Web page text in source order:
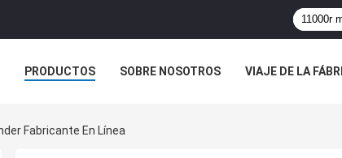
PRODUCTOS SOBRE NOSOTROS VIAJE DE LA
Fabricante En Línea